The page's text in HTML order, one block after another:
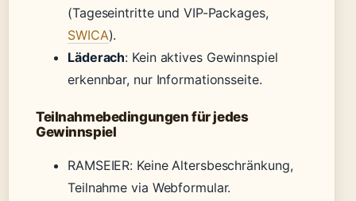
(Tageseintritte und VIP-Packages,
SWICA).
Läderach: Kein aktives Gewinnspiel
erkennbar, nur Informationsseite.
Teilnahmebedingungen für jedes
Gewinnspiel
RAMSEIER: Keine Altersbeschränkung,
Teilnahme via Webformular.